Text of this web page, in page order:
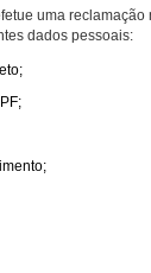
uma reclamação
dados pessoais: